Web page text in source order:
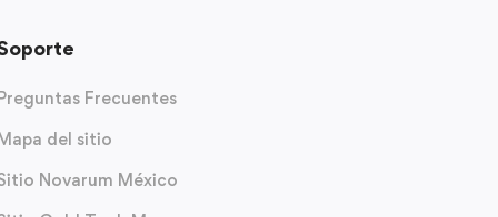
Frecuentes
del sitio
Novarum México